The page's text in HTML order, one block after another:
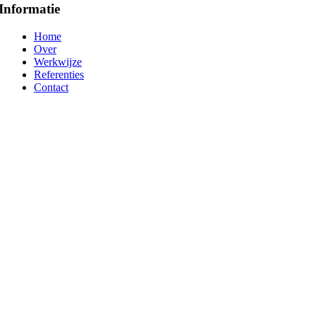
Home
Over
Werkwijze
Referenties
Contact